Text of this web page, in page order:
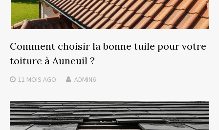
Comment choisir la bonne tuile pour votre
toiture à Auneuil ?
11 MOIS AGO ADMIN6